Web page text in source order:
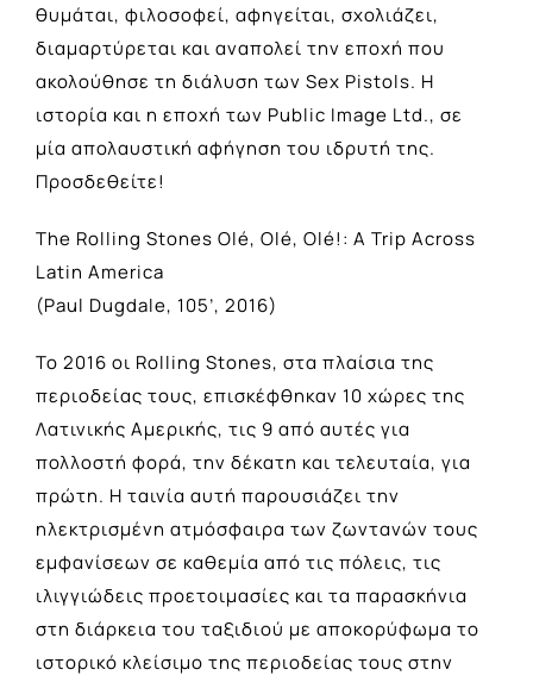
θυμάται, φιλοσοφεί, αφηγείται, σχολιάζει,
διαμαρτύρεται και αναπολεί την εποχή που
ακολούθησε τη διάλυση των Sex Pistols. Η
ιστορία και η εποχή των Public Image Ltd., σε
μία απολαυστική αφήγηση του ιδρυτή της.
Προσδεθείτε!
The Rolling Stones Olé, Olé, Olé!: A Trip Across
Latin America
(Paul Dugdale, 105’, 2016)
Το 2016 οι Rolling Stones, στα πλαίσια της
περιοδείας τους, επισκέφθηκαν 10 χώρες της
Λατινικής Αμερικής, τις 9 από αυτές για
πολλοστή φορά, την δέκατη και τελευταία, για
πρώτη. Η ταινία αυτή παρουσιάζει την
ηλεκτρισμένη ατμόσφαιρα των ζωντανών τους
εμφανίσεων σε καθεμία από τις πόλεις, τις
ιλιγγιώδεις προετοιμασίες και τα παρασκήνια
στη διάρκεια του ταξιδιού με αποκορύφωμα το
ιστορικό κλείσιμο της περιοδείας τους στην